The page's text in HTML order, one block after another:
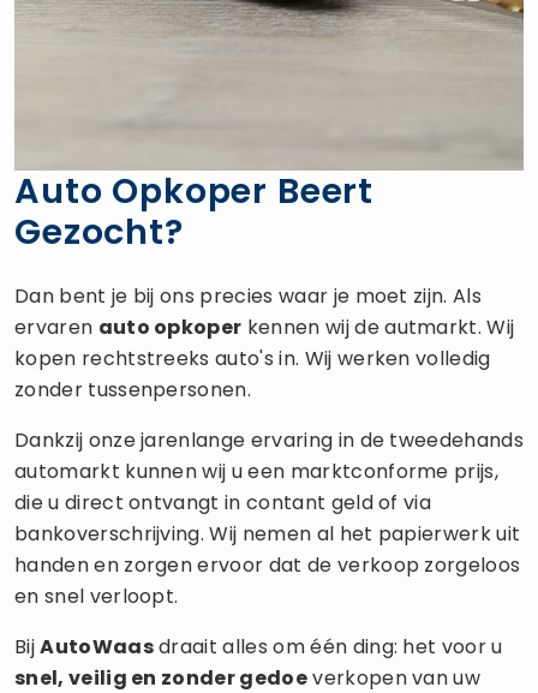
Auto Opkoper Beert
Gezocht?
Dan bent je bij ons precies waar je moet zijn. Als
ervaren auto opkoper kennen wij de autmarkt. Wij
kopen rechtstreeks auto's in. Wij werken volledig
zonder tussenpersonen.
Dankzij onze jarenlange ervaring in de tweedehands
automarkt kunnen wij u een marktconforme prijs,
die u direct ontvangt in contant geld of via
bankoverschrijving. Wij nemen al het papierwerk uit
handen en zorgen ervoor dat de verkoop zorgeloos
en snel verloopt.
BijAutoWaasdraait alles om één ding: het voor u
snel, veilig en zonder gedoeverkopen van uw